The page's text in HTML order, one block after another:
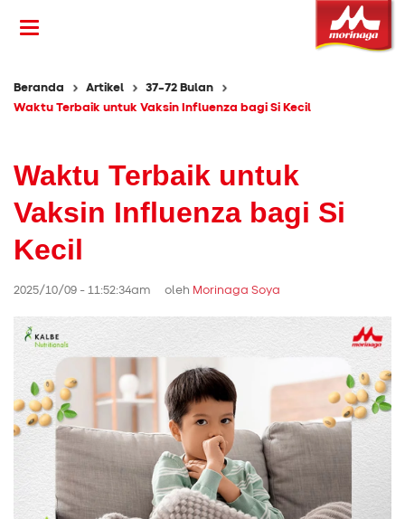
Beranda Artikel
37-72 Bulan
Waktu Terbaik untuk Vaksin Influenza bagi Si Kecil
Waktu Terbaik untuk
Vaksin Influenza bagi Si
Kecil
2025/10/09 - 11:52:34am oleh Morinaga Soya